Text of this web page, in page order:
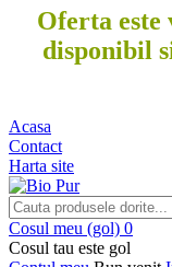
Oferta
disponibil
Acasa
Contact
Harta site
Cosul meu (gol) 0
Cosul tau este gol